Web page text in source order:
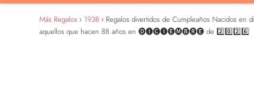
Más Regalos 1938
Regalos divertidos de Cumpleaños Nacidos
aquellos que hacen 88 años en 🅓🅘🅒🅘🅔🅜🅑🅡🅔 de 2️⃣0️⃣2️⃣6️⃣